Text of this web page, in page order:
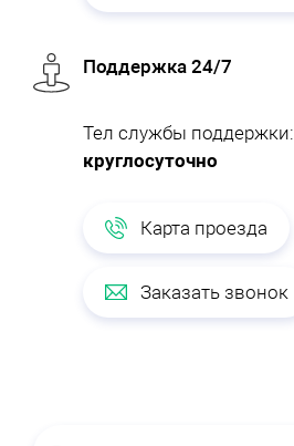
Поддержка 24/7
Тел службы поддержки:
круглосуточно
Карта проезда
Заказать звонок